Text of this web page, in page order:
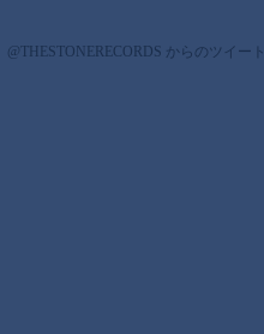
@THESTONERECORDS からのツイート